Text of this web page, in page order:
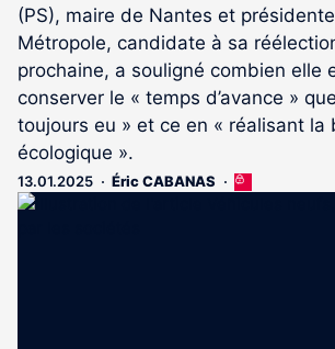
(PS), maire de Nantes et
Métropole, candidate à sa
prochaine, a souligné combien elle
conserver le « temps d’avance »
toujours eu » et ce en « réalisant la
écologique ».
13.01.2025 Éric CABANAS
Cet